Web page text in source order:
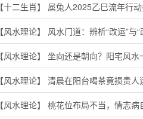
【十二生肖】 属兔人2025乙巳流年行
【风水理论】 风水门道：辨析“改运”与
【风水理论】 坐向还是朝向？阳宅风
【风水理论】 清晨在阳台喝茶竟损贵
【风水理论】 桃花位布局不当，情志